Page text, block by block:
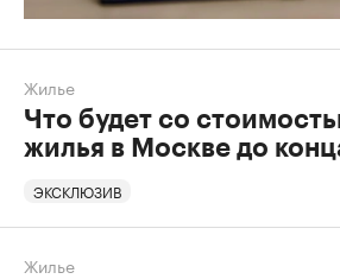
Жилье
Что будет со
жилья в Москве до
ЭКСКЛЮЗИВ
Жилье